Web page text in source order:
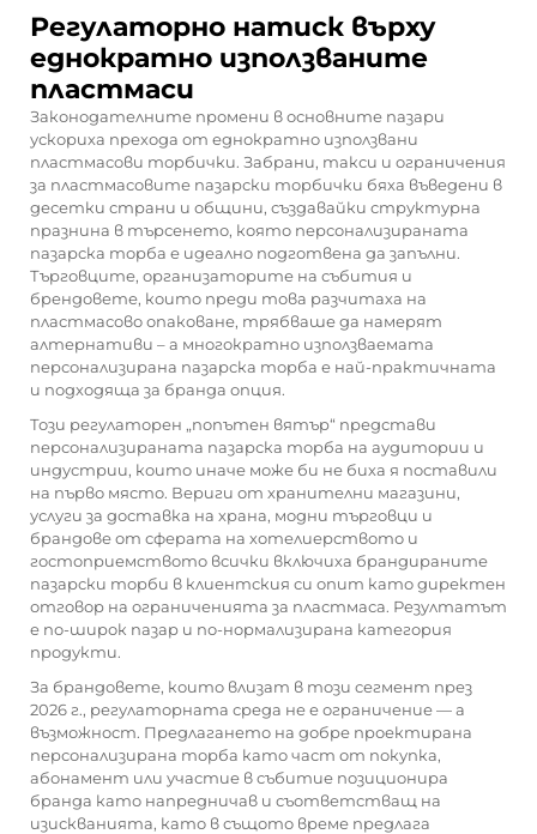
Регулаторно натиск върху
еднократно използваните
пластмаси
Законодателните промени в основните пазари
ускориха прехода от еднократно използвани
пластмасови торбички. Забрани, такси и ограничения
за пластмасовите пазарски торбички бяха въведени в
десетки страни и общини, създавайки структурна
празнина в търсенето, която персонализираната
пазарска торба е идеално подготвена да запълни.
Търговците, организаторите на събития и
брендовете, които преди това разчитаха на
пластмасово опаковане, трябваше да намерят
алтернативи – а многократно използваемата
персонализирана пазарска торба е най-практичната
и подходяща за бранда опция.
Този регулаторен „попътен вятър“ представи
персонализираната пазарска торба на аудитории и
индустрии, които иначе може би не биха я поставили
на първо място. Вериги от хранителни магазини,
услуги за доставка на храна, модни търговци и
брандове от сферата на хотелиерството и
гостоприемството всички включиха брандираните
пазарски торби в клиентския си опит като директен
отговор на ограниченията за пластмаса. Резултатът
е по-широк пазар и по-нормализирана категория
продукти.
За брандовете, които влизат в този сегмент през
2026 г., регулаторната среда не е ограничение — а
възможност. Предлагането на добре проектирана
персонализирана торба като част от покупка,
абонамент или участие в събитие позиционира
бранда като напредничав и съответстващ на
изискванията, като в същото време предлага